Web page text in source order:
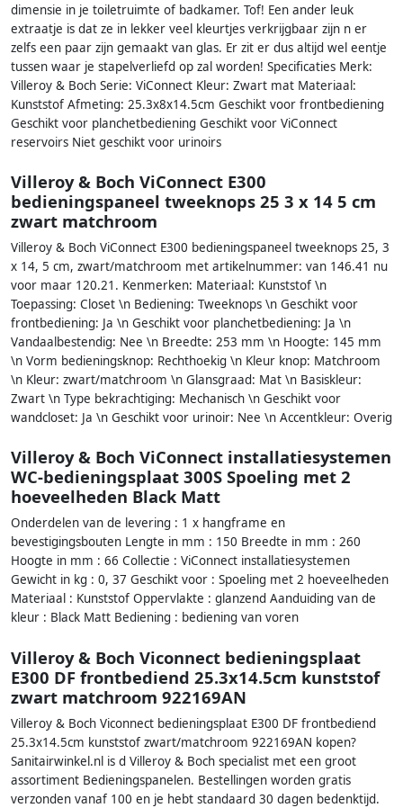
dimensie in je toiletruimte of badkamer. Tof! Een ander leuk
extraatje is dat ze in lekker veel kleurtjes verkrijgbaar zijn n er
zelfs een paar zijn gemaakt van glas. Er zit er dus altijd wel eentje
tussen waar je stapelverliefd op zal worden! Specificaties Merk:
Villeroy & Boch Serie: ViConnect Kleur: Zwart mat Materiaal:
Kunststof Afmeting: 25.3x8x14.5cm Geschikt voor frontbediening
Geschikt voor planchetbediening Geschikt voor ViConnect
reservoirs Niet geschikt voor urinoirs
Villeroy & Boch ViConnect E300
bedieningspaneel tweeknops 25 3 x 14 5 cm
zwart matchroom
Villeroy & Boch ViConnect E300 bedieningspaneel tweeknops 25, 3
x 14, 5 cm, zwart/matchroom met artikelnummer: van 146.41 nu
voor maar 120.21. Kenmerken: Materiaal: Kunststof \n
Toepassing: Closet \n Bediening: Tweeknops \n Geschikt voor
frontbediening: Ja \n Geschikt voor planchetbediening: Ja \n
Vandaalbestendig: Nee \n Breedte: 253 mm \n Hoogte: 145 mm
\n Vorm bedieningsknop: Rechthoekig \n Kleur knop: Matchroom
\n Kleur: zwart/matchroom \n Glansgraad: Mat \n Basiskleur:
Zwart \n Type bekrachtiging: Mechanisch \n Geschikt voor
wandcloset: Ja \n Geschikt voor urinoir: Nee \n Accentkleur: Overig
Villeroy & Boch ViConnect installatiesystemen
WC-bedieningsplaat 300S Spoeling met 2
hoeveelheden Black Matt
Onderdelen van de levering : 1 x hangframe en
bevestigingsbouten Lengte in mm : 150 Breedte in mm : 260
Hoogte in mm : 66 Collectie : ViConnect installatiesystemen
Gewicht in kg : 0, 37 Geschikt voor : Spoeling met 2 hoeveelheden
Materiaal : Kunststof Oppervlakte : glanzend Aanduiding van de
kleur : Black Matt Bediening : bediening van voren
Villeroy & Boch Viconnect bedieningsplaat
E300 DF frontbediend 25.3x14.5cm kunststof
zwart matchroom 922169AN
Villeroy & Boch Viconnect bedieningsplaat E300 DF frontbediend
25.3x14.5cm kunststof zwart/matchroom 922169AN kopen?
Sanitairwinkel.nl is d Villeroy & Boch specialist met een groot
assortiment Bedieningspanelen. Bestellingen worden gratis
verzonden vanaf 100 en je hebt standaard 30 dagen bedenktijd.